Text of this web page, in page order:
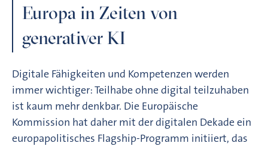
Europa in Zeiten von
generativer KI
Digitale Fähigkeiten und Kompetenzen werden
immer wichtiger: Teilhabe ohne digital teilzuhaben
ist kaum mehr denkbar. Die Europäische
Kommission hat daher mit der digitalen Dekade ein
europapolitisches Flagship-Programm initiiert, das